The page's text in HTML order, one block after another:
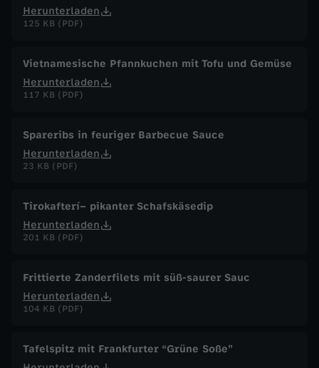
Herunterladen
125 KB (PDF)
Vietnamesische Pfannkuchen mit Tofu und Gemüse
Herunterladen
117 KB (PDF)
Spareribs in feuriger Barbecue Sauce
Herunterladen
23 KB (PDF)
Tirokafterí– pikanter Schafskäsedip
Herunterladen
201 KB (PDF)
Frittierte Zanderfilets mit süß-saurer Sauc
Herunterladen
104 KB (PDF)
Tafelspitz mit Frankfurter “Grüne Soße”